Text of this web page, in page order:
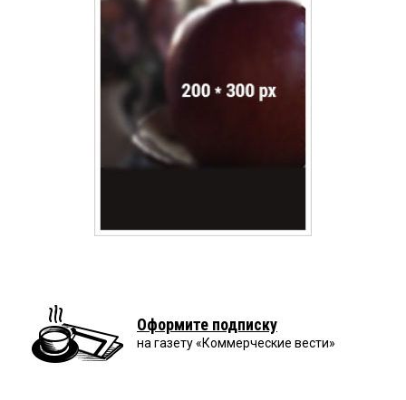
Оформите подписку
на газету «Коммерческие вести»